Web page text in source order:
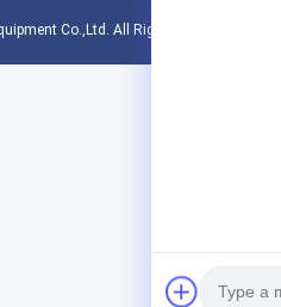
Co.,Ltd. All Rights Reserved.